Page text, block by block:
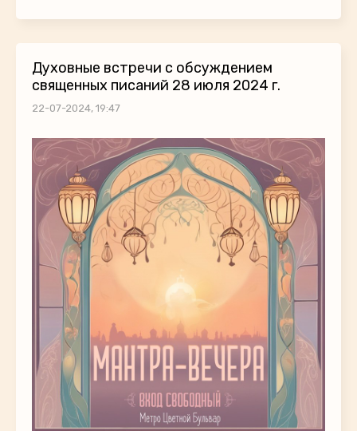
Духовные встречи с обсуждением
священных писаний 28 июля 2024 г.
22-07-2024, 19:47